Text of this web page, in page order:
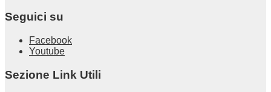
Seguici su
Facebook
Youtube
Sezione Link Utili